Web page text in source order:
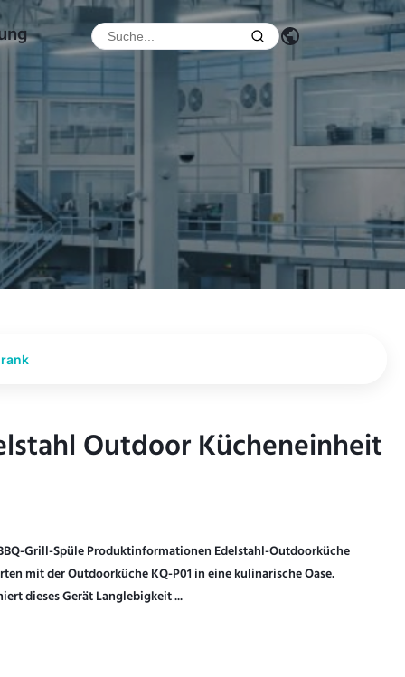
Outdoor Kücheneinheit
Outdoor Kücheneinheit
Grill-Spüle Produktinformationen Edelstahl-Outdoorküche
mit der Outdoorküche KQ-P01 in eine kulinarische Oase.
dieses Gerät Langlebigkeit ...